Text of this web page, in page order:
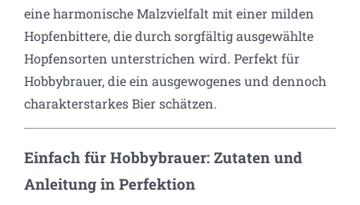
eine harmonische Malzvielfalt mit einer milden
Hopfenbittere, die durch sorgfältig ausgewählte
Hopfensorten unterstrichen wird. Perfekt für
Hobbybrauer, die ein ausgewogenes und dennoch
charakterstarkes Bier schätzen.
Einfach für Hobbybrauer: Zutaten und
Anleitung in Perfektion